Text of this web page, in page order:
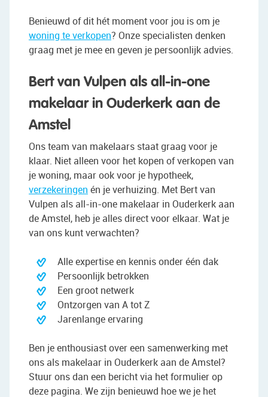
Benieuwd of dit hét moment voor jou is om je
woning te verkopen? Onze specialisten denken
graag met je mee en geven je persoonlijk advies.
Bert van Vulpen als all-in-one
makelaar in Ouderkerk aan de
Amstel
Ons team van makelaars staat graag voor je
klaar. Niet alleen voor het kopen of verkopen van
je woning, maar ook voor je hypotheek,
verzekeringen én je verhuizing. Met Bert van
Vulpen als all-in-one makelaar in Ouderkerk aan
de Amstel, heb je alles direct voor elkaar. Wat je
van ons kunt verwachten?
Alle expertise en kennis onder één dak
Persoonlijk betrokken
Een groot netwerk
Ontzorgen van A tot Z
Jarenlange ervaring
Ben je enthousiast over een samenwerking met
ons als makelaar in Ouderkerk aan de Amstel?
Stuur ons dan een bericht via het formulier op
deze pagina. We zijn benieuwd hoe we je het